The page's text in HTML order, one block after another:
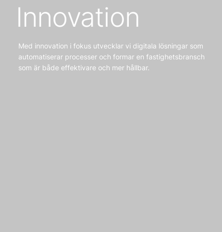
Innovation
‎‎Med innovation i fokus utvecklar vi digitala lösningar som
automatiserar processer och formar en fastighetsbransch
som är både effektivare och mer hållbar.